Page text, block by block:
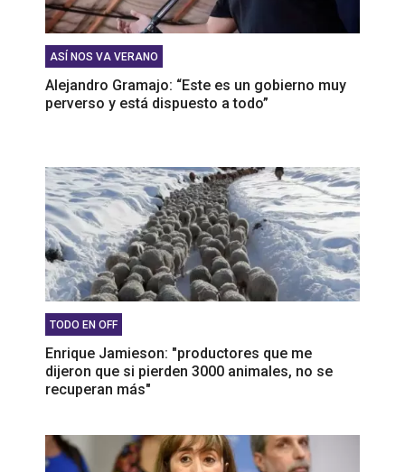
ASÍ NOS VA VERANO
Alejandro Gramajo: “Este es un gobierno muy
perverso y está dispuesto a todo”
TODO EN OFF
Enrique Jamieson: "productores que me
dijeron que si pierden 3000 animales, no se
recuperan más"